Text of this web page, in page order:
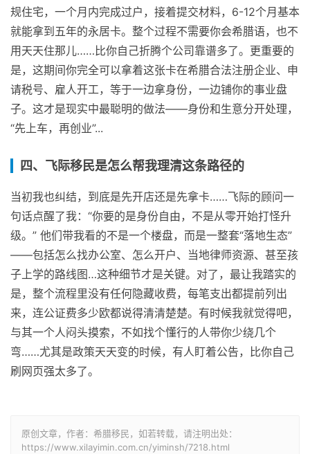
规住宅，一个月内完成过户，接着提交材料，6-12个月基本
就能拿到五年的永居卡。整个过程不需要你会希腊语，也不
用天天住那儿……比你自己折腾个公司靠谱多了。更重要的
是，这期间你完全可以拿着这张卡在希腊合法注册企业、申
请税号、雇人开工，等于一边拿身份，一边铺你的事业盘
子。这才是现实中最聪明的做法——身份和生意分开处理，
“先上车，再创业”...
四、飞际移民是怎么帮我理清这条路径的
当初我也纠结，到底是先开店还是先拿卡……飞际的顾问一
句话点醒了我：“你要的是身份自由，不是从零开始打怪升
级。” 他们带我看的不是一个楼盘，而是一整套“落地生态”
——包括怎么找办公室、怎么开户、当地律师资源、甚至孩
子上学的路线图…这种细节才是关键。对了，最让我踏实的
是，整个流程里没有任何隐藏收费，每笔支出都提前列出
来，连公证费多少欧都说得清清楚楚。有时候我就觉得吧，
与其一个人闷头摸索，不如找个懂行的人带你少绕几个
弯……尤其是政策天天变的时候，有人盯着公告，比你自己
刷网页强太多了。
原创文章，作者：希腊移民，如若转载，请注明出处：
https://www.xilayimin.com.cn/yiminsh/7218.html